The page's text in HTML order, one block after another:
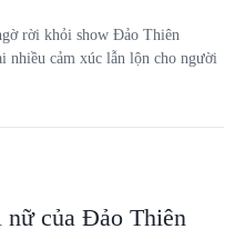
rời khỏi show Đảo Thiên
nhiều cảm xúc lẫn lộn cho người
của Đảo Thiên